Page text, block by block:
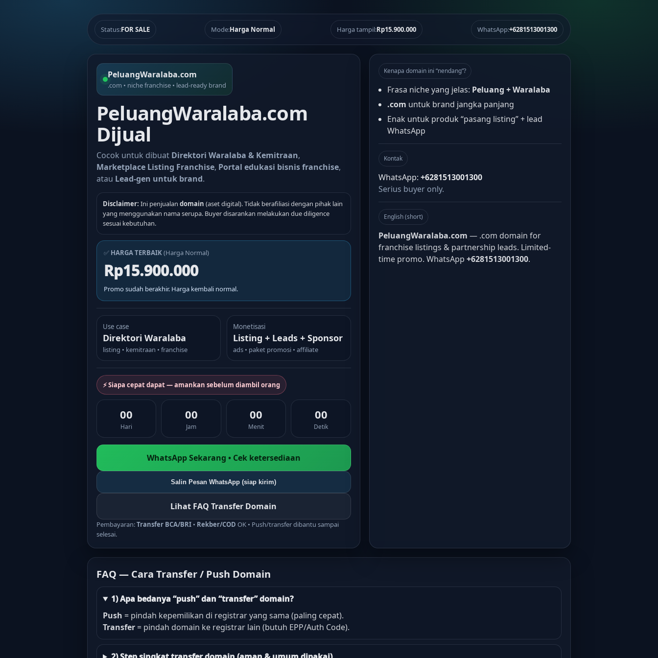
Status:FOR SALE Mode:Harga Normal Harga tampil:Rp15.900.000 WhatsApp:+6281513001300
PeluangWaralaba.com
.com • niche franchise • lead-ready brand
PeluangWaralaba.com
Dijual
Cocok untuk dibuat Direktori Waralaba & Kemitraan,
Marketplace Listing Franchise, Portal edukasi bisnis franchise,
atau Lead-gen untuk brand.
Disclaimer: Ini penjualan domain (aset digital). Tidak berafiliasi dengan pihak lain
yang menggunakan nama serupa. Buyer disarankan melakukan due diligence
sesuai kebutuhan.
✅ HARGA TERBAIK(Harga Normal)
Rp15.900.000
Promo sudah berakhir. Harga kembali normal.
Use case
Direktori Waralaba
listing • kemitraan • franchise
Monetisasi
Listing + Leads + Sponsor
ads • paket promosi • affiliate
⚡ Siapa cepat dapat — amankan sebelum diambil orang
00
Hari
00
Jam
00
Menit
00
Detik
WhatsApp Sekarang • Cek ketersediaan
Salin Pesan WhatsApp (siap kirim)
Lihat FAQ Transfer Domain
Pembayaran:Transfer BCA/BRI • Rekber/COD OK • Push/transfer dibantu sampai
selesai.
Kenapa domain ini “nendang”?
Frasa niche yang jelas: Peluang + Waralaba
.com untuk brand jangka panjang
Enak untuk produk “pasang listing” + lead
WhatsApp
Kontak
WhatsApp: +6281513001300
Serius buyer only.
English (short)
PeluangWaralaba.com — .com domain for
franchise listings & partnership leads. Limited-
time promo. WhatsApp +6281513001300.
FAQ — Cara Transfer / Push Domain
1) Apa bedanya “push” dan “transfer” domain?
Push = pindah kepemilikan di registrar yang sama (paling cepat).
Transfer = pindah domain ke registrar lain (butuh EPP/Auth Code).